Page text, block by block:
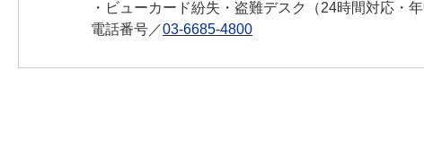
・ビューカード紛失・盗難デスク（24時間対応・年
電話番号／03-6685-4800